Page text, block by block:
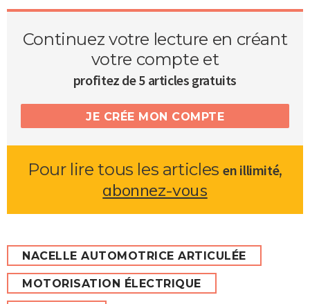
Continuez votre lecture en créant
votre compte et
profitez de 5 articles gratuits
JE CRÉE MON COMPTE
Pour lire tous les articlesen illimité,
abonnez-vous
NACELLE AUTOMOTRICE ARTICULÉE
MOTORISATION ÉLECTRIQUE